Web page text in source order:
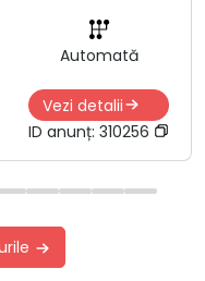
Automată
Vezi detalii
ID anunț: 310256